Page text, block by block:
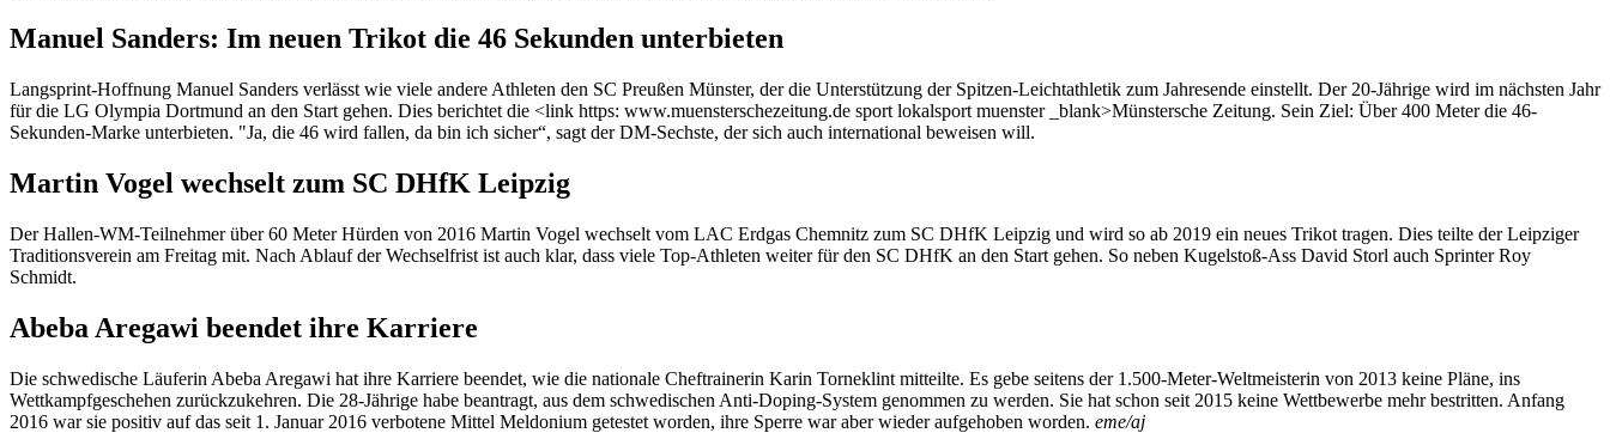
Manuel Sanders: Im neuen Trikot die 46 Sekunden unterbieten
Langsprint-Hoffnung Manuel Sanders verlässt wie viele andere Athleten den SC Preußen Münster, der die Unterstützung der Spitzen-Leichtathletik zum Jahresende einstellt. Der 20-Jährige wird im nächsten Jahr
für die LG Olympia Dortmund an den Start gehen. Dies berichtet die <link https: www.muensterschezeitung.de sport lokalsport muenster _blank>Münstersche Zeitung. Sein Ziel: Über 400 Meter die 46-
Sekunden-Marke unterbieten. "Ja, die 46 wird fallen, da bin ich sicher“, sagt der DM-Sechste, der sich auch international beweisen will.
Martin Vogel wechselt zum SC DHfK Leipzig
Der Hallen-WM-Teilnehmer über 60 Meter Hürden von 2016 Martin Vogel wechselt vom LAC Erdgas Chemnitz zum SC DHfK Leipzig und wird so ab 2019 ein neues Trikot tragen. Dies teilte der Leipziger
Traditionsverein am Freitag mit. Nach Ablauf der Wechselfrist ist auch klar, dass viele Top-Athleten weiter für den SC DHfK an den Start gehen. So neben Kugelstoß-Ass David Storl auch Sprinter Roy
Schmidt.
Abeba Aregawi beendet ihre Karriere
Die schwedische Läuferin Abeba Aregawi hat ihre Karriere beendet, wie die nationale Cheftrainerin Karin Torneklint mitteilte. Es gebe seitens der 1.500-Meter-Weltmeisterin von 2013 keine Pläne, ins
Wettkampfgeschehen zurückzukehren. Die 28-Jährige habe beantragt, aus dem schwedischen Anti-Doping-System genommen zu werden. Sie hat schon seit 2015 keine Wettbewerbe mehr bestritten. Anfang
2016 war sie positiv auf das seit 1. Januar 2016 verbotene Mittel Meldonium getestet worden, ihre Sperre war aber wieder aufgehoben worden. eme/aj